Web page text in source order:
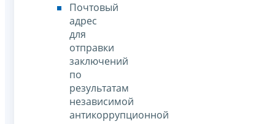
Почтовый
адрес
для
отправки
заключений
по
результатам
независимой
антикоррупционной